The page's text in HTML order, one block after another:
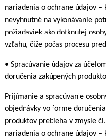
nariadenia o ochrane údajov –
nevyhnutné na vykonávanie
požiadaviek ako dotknutej
vzťahu, čiže počas procesu
• Spracúvanie údajov za
doručenia zakúpených
Prijímanie a spracúvanie
objednávky vo forme
produktov prebieha v zmysle
nariadenia o ochrane údajov –